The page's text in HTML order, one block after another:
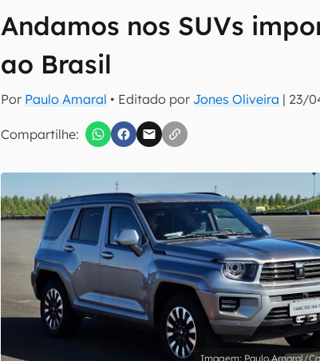
Andamos nos SUVs
ao Brasil
Por Paulo Amaral • Editado por Jones Oliveira | 23/
Compartilhe:
Seu resumo inteligente do mundo tech!
Assine a newsletter do Canaltech e receba
Confirmo que li, aceito e concordo com os Termos de
Paulo Amaral/